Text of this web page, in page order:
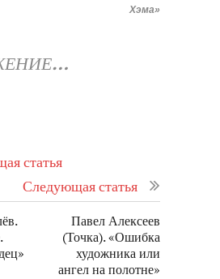
Хэма»
статья
Следующая статья
Павел Алексеев
(Точка). «Ошибка
художника или
ангел на полотне»